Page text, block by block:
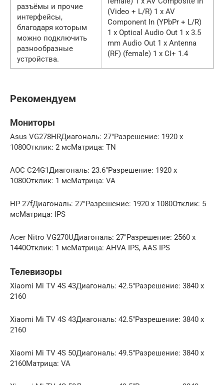
разъёмы и прочие
интерфейсы,
благодаря которым
можно подключить
разнообразные
устройства.
(Video + L/R) 1 x AV
Component In (YPbPr + L/R)
1 x Optical Audio Out 1 x 3.5
mm Audio Out 1 x Antenna
(RF) (female) 1 x CI+ 1.4
Рекомендуем
Мониторы
Asus VG278HRДиагональ: 27″Разрешение: 1920 x
1080Отклик: 2 мсМатрица: TN
AOC C24G1Диагональ: 23.6″Разрешение: 1920 x
1080Отклик: 1 мсМатрица: VA
HP 27fДиагональ: 27″Разрешение: 1920 x 1080Отклик: 5
мсМатрица: IPS
Acer Nitro VG270UДиагональ: 27″Разрешение: 2560 x
1440Отклик: 1 мсМатрица: AHVA IPS, AAS IPS
Телевизоры
Xiaomi Mi TV 4S 43Диагональ: 42.5″Разрешение: 3840 x
2160
Xiaomi Mi TV 4S 43Диагональ: 42.5″Разрешение: 3840 x
2160
Xiaomi Mi TV 4S 50Диагональ: 49.5″Разрешение: 3840 x
2160Матрица: VA